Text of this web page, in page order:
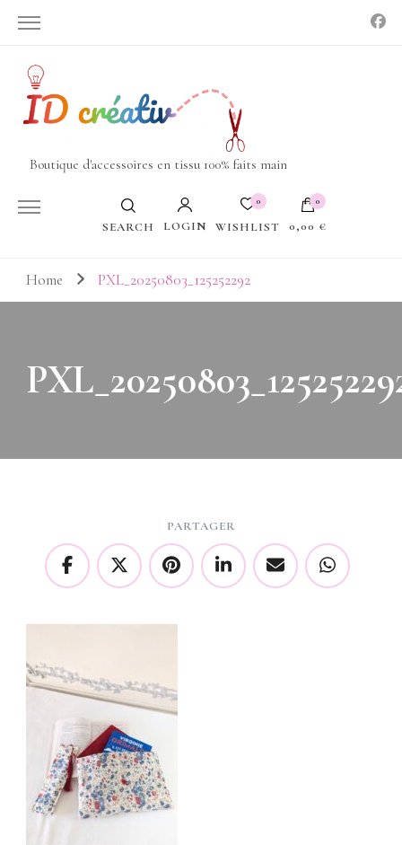
Boutique d'accessoires en tissu 100% faits main
SEARCH LOGIN
0
WISHLIST
0
0,00 €
Votre panier est vide.
Home PXL_20250803_125252292
PARTAGER